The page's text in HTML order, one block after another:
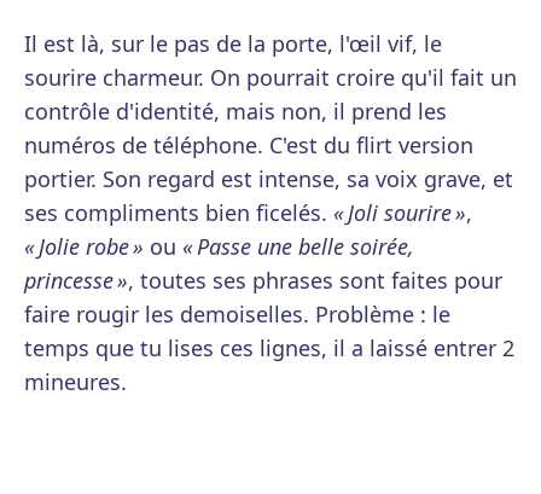
Il est là, sur le pas de la porte, l'œil vif, le
sourire charmeur. On pourrait croire qu'il fait un
contrôle d'identité, mais non, il prend les
numéros de téléphone. C'est du flirt version
portier. Son regard est intense, sa voix grave, et
ses compliments bien ficelés. « Joli sourire »,
« Jolie robe » ou « Passe une belle soirée,
princesse », toutes ses phrases sont faites pour
faire rougir les demoiselles. Problème : le
temps que tu lises ces lignes, il a laissé entrer 2
mineures.